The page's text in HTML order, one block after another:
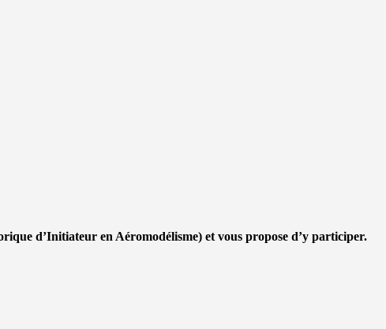
d’Initiateur en Aéromodélisme) et vous propose d’y participer.